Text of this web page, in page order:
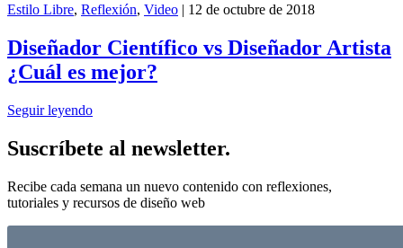
Estilo Libre, Reflexión, Video | 12 de octubre de 2018
Diseñador Científico vs Diseñador Artista
¿Cuál es mejor?
Seguir leyendo
Suscríbete al newsletter.
Recibe cada semana un nuevo contenido con reflexiones,
tutoriales y recursos de diseño web